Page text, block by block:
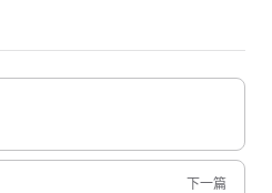
下一篇